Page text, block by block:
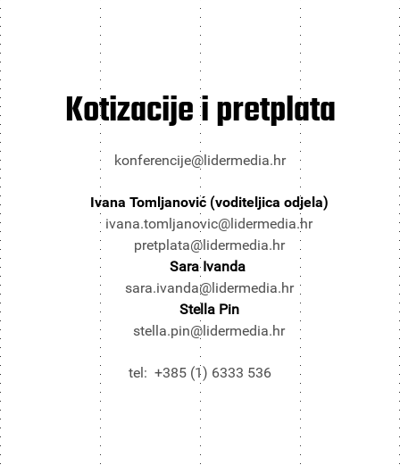
Kotizacije i pretplata
konferencije@lidermedia.hr
Ivana Tomljanović (voditeljica odjela)
ivana.tomljanovic@lidermedia.hr
pretplata@lidermedia.hr
Sara Ivanda
sara.ivanda@lidermedia.hr
Stella Pin
stella.pin@lidermedia.hr
tel: +385 (1) 6333 536